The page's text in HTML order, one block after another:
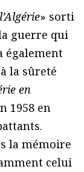
» sorti
guerre qui
également
la sûreté
en
1958 en
la mémoire
celui